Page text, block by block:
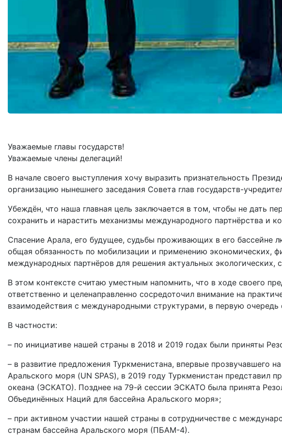
Уважаемые главы государств!
Уважаемые члены делегаций!
В начале своего выступления хочу выразить признательность
организацию нынешнего заседания Совета глав государств-
Убеждён, что наша главная цель заключается в том, чтобы не дать
сохранить и нарастить механизмы международного партнёрства и
Спасение Арала, его будущее, судьбы проживающих в его бассейне
общая обязанность по мобилизации и применению экономических,
международных партнёров для решения актуальных экологических,
В этом контексте считаю уместным напомнить, что в ходе своего
ответственно и целенаправленно сосредоточил внимание на
взаимодействия с международными структурами, в первую
В частности:
– по инициативе нашей страны в 2018 и 2019 годах были приняты
– в развитие предложения Туркменистана, впервые
Аральского моря (UN SPAS), в 2019 году Туркменистан
океана (ЭСКАТО). Позднее на 79-й сессии ЭСКАТО была принята
Объединённых Наций для бассейна Аральского моря»;
– при активном участии нашей страны в сотрудничестве с
странам бассейна Аральского моря (ПБАМ-4).